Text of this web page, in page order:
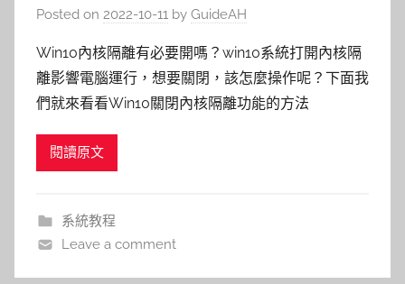
Posted on 2022-10-11 by GuideAH
Win10內核隔離有必要開嗎？win10系統打開內核隔
離影響電腦運行，想要關閉，該怎麼操作呢？下面我
們就來看看Win10關閉內核隔離功能的方法
閱讀原文
系統教程
Leave a comment